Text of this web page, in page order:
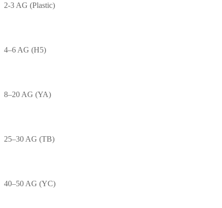
2-3 AG (Plastic)
4–6 AG (H5)
8–20 AG (YA)
25–30 AG (TB)
40–50 AG (YC)